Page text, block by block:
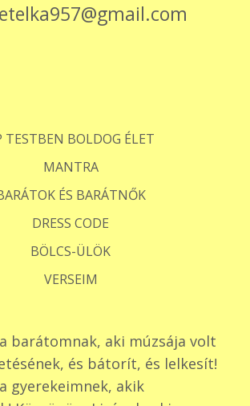
TESTBEN BOLDOG ÉLET
MANTRA
ÉS BARÁTNŐK
DRESS CODE
BÖLCS-ÜLÖK
VERSEIM
barátomnak, aki múzsája volt
és bátorít, és lelkesít!
gyerekeimnek, akik